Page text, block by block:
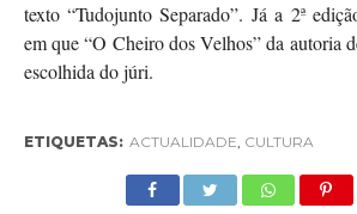
texto “Tudojunto Separado”. Já a 2ª
em que “O Cheiro dos Velhos” da autoria
escolhida do júri.
ETIQUETAS: ACTUALIDADE, CULTURA